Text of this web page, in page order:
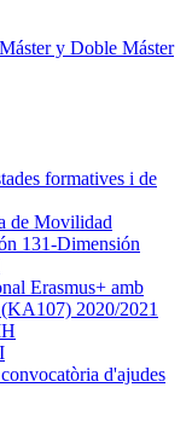
y Doble Máster
formatives i de
de Movilidad
131-Dimensión
Erasmus+ amb
(KA107) 2020/2021
d'ajudes